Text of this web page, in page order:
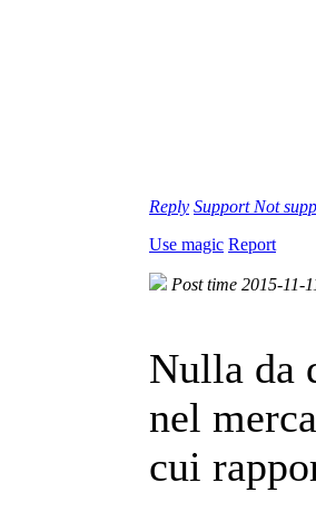
Reply Support Not
Use magic Report
Post time 2015-11-
Nulla da
nel
cui